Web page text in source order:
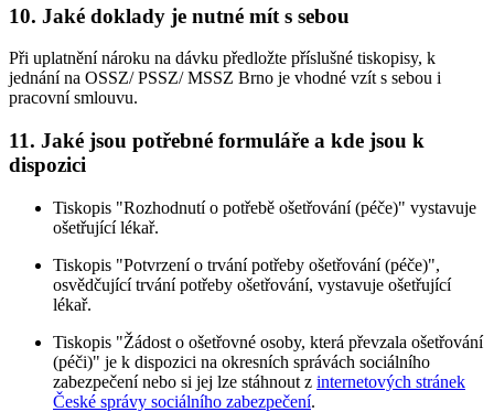
10. Jaké doklady je nutné mít s sebou
Při uplatnění nároku na dávku předložte příslušné tiskopisy, k
jednání na OSSZ/ PSSZ/ MSSZ Brno je vhodné vzít s sebou i
pracovní smlouvu.
11. Jaké jsou potřebné formuláře a kde jsou k
dispozici
Tiskopis "Rozhodnutí o potřebě ošetřování (péče)" vystavuje
ošetřující lékař.
Tiskopis "Potvrzení o trvání potřeby ošetřování (péče)",
osvědčující trvání potřeby ošetřování, vystavuje ošetřující
lékař.
Tiskopis "Žádost o ošetřovné osoby, která převzala ošetřování
(péči)" je k dispozici na okresních správách sociálního
zabezpečení nebo si jej lze stáhnout z internetových stránek
České správy sociálního zabezpečení.